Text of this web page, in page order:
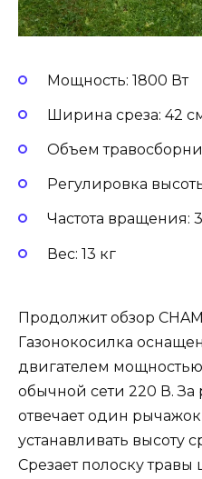
Мощность: 1800 Вт
Ширина среза: 42
Объем
Регулировка
Частота вращения:
Вес: 13 кг
Продолжит обзор
Газонокосилка
двигателем мощностью
обычной сети 220 В.
отвечает один
устанавливать высоту
Срезает полоску